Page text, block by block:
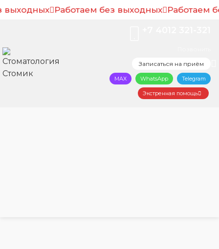
Работаем без выходных Работаем
Записаться на приём
MAX WhatsApp Telegram
Экстренная помощь
Рассчитайте предварительную цену, пройдя